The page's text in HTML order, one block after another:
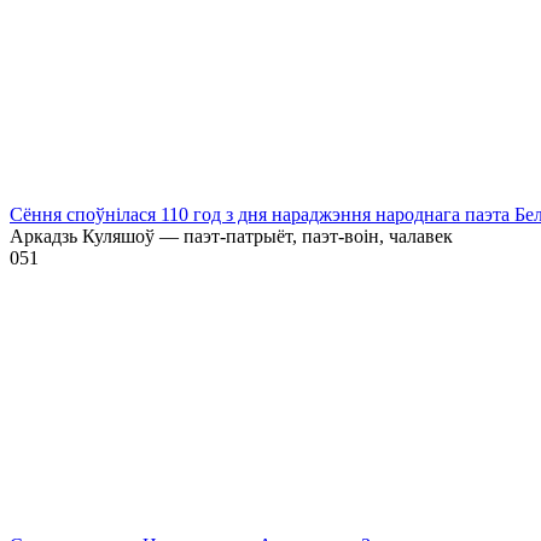
Сёння споўнілася 110 год з дня нараджэння народнага паэта
Аркадзь Куляшоў — паэт-патрыёт, паэт-воін, чалавек
051